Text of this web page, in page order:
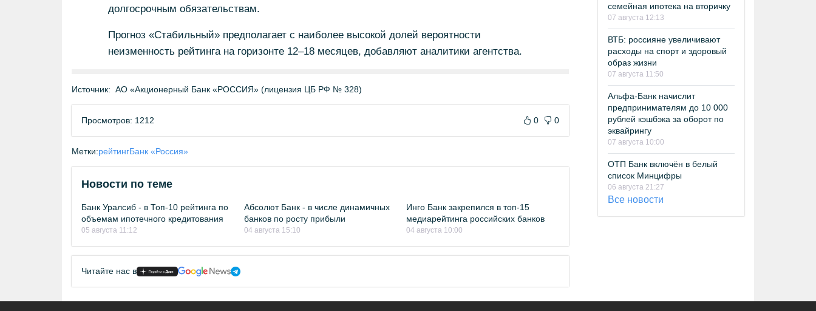
долгосрочным обязательствам.
Прогноз «Стабильный» предполагает с наиболее высокой долей вероятности
неизменность рейтинга на горизонте 12–18 месяцев, добавляют аналитики агентства.
Источник: АО «Акционерный Банк «РОССИЯ» (лицензия ЦБ РФ № 328)
Просмотров: 1212 0 0
Метки:рейтингБанк «Россия»
Новости по теме
Банк Уралсиб - в Топ-10 рейтинга по
объемам ипотечного кредитования
05 августа 11:12
Абсолют Банк - в числе динамичных
банков по росту прибыли
04 августа 15:10
Инго Банк закрепился в топ-15
медиарейтинга российских банков
04 августа 10:00
Читайте нас в
семейная ипотека на вторичку
07 августа 12:13
ВТБ: россияне увеличивают
расходы на спорт и здоровый
образ жизни
07 августа 11:50
Альфа-Банк начислит
предпринимателям до 10 000
рублей кэшбэка за оборот по
эквайрингу
07 августа 10:00
ОТП Банк включён в белый
список Минцифры
06 августа 21:27
Все новости